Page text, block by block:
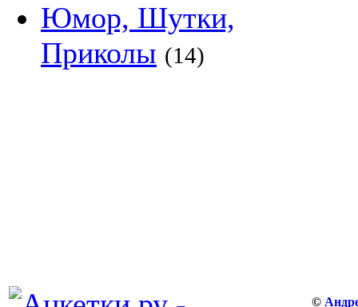
Юмор, Шутки,
Приколы (14)
©